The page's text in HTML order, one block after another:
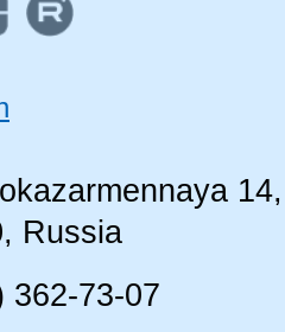
Russia
362-73-07